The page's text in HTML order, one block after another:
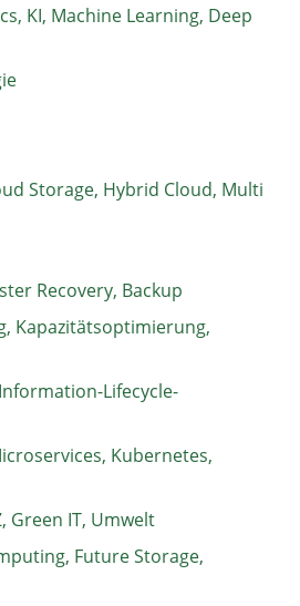
KI, Machine Learning, Deep
Storage, Hybrid Cloud, Multi
Recovery, Backup
Kapazitätsoptimierung,
Lifecycle-
Kubernetes,
Green IT, Umwelt
Future Storage,